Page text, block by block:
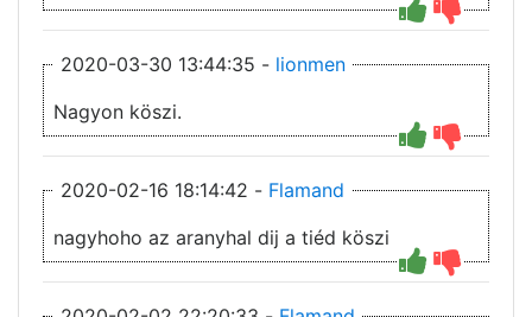
2020-03-30 13:44:35 - lionmen
Nagyon köszi.
2020-02-16 18:14:42 - Flamand
nagyhoho az aranyhal dij a tiéd köszi